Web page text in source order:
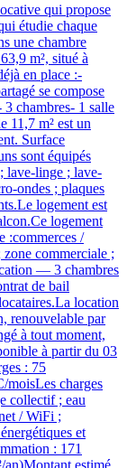
qui propose
étudie chaque
une chambre
m², situé à
en place :-
se compose
chambres- 1 salle
11,7 m² est un
Surface
sont équipés
lave-linge ; lave-
ondes ; plaques
logement est
logement
:commerces /
zone commerciale ;
— 3 chambres
de bail
location
renouvelable par
à tout moment,
à partir du 03
: 75
moisLes charges
collectif ; eau
/ WiFi ;
et
: 171
an)Montant estimé